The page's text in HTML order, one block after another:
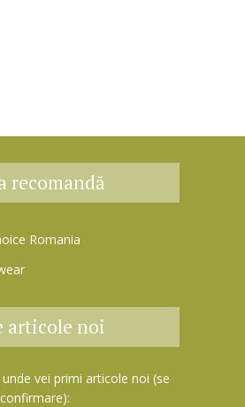
recomandă
articole noi
vei primi articole noi (se